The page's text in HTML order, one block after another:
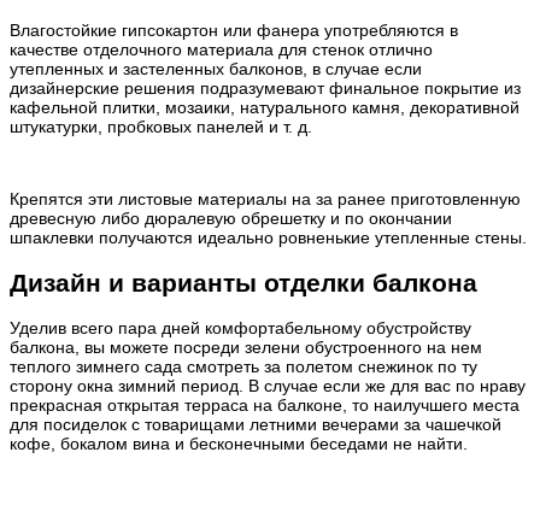
Влагостойкие гипсокартон или фанера употребляются в
качестве отделочного материала для стенок отлично
утепленных и застеленных балконов, в случае если
дизайнерские решения подразумевают финальное покрытие из
кафельной плитки, мозаики, натурального камня, декоративной
штукатурки, пробковых панелей и т. д.
Крепятся эти листовые материалы на за ранее приготовленную
древесную либо дюралевую обрешетку и по окончании
шпаклевки получаются идеально ровненькие утепленные стены.
Дизайн и варианты отделки балкона
Уделив всего пара дней комфортабельному обустройству
балкона, вы можете посреди зелени обустроенного на нем
теплого зимнего сада смотреть за полетом снежинок по ту
сторону окна зимний период. В случае если же для вас по нраву
прекрасная открытая терраса на балконе, то наилучшего места
для посиделок с товарищами летними вечерами за чашечкой
кофе, бокалом вина и бесконечными беседами не найти.